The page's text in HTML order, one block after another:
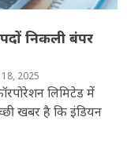
निकली बंपर
2025
लिमिटेड में
खबर है कि इंडियन